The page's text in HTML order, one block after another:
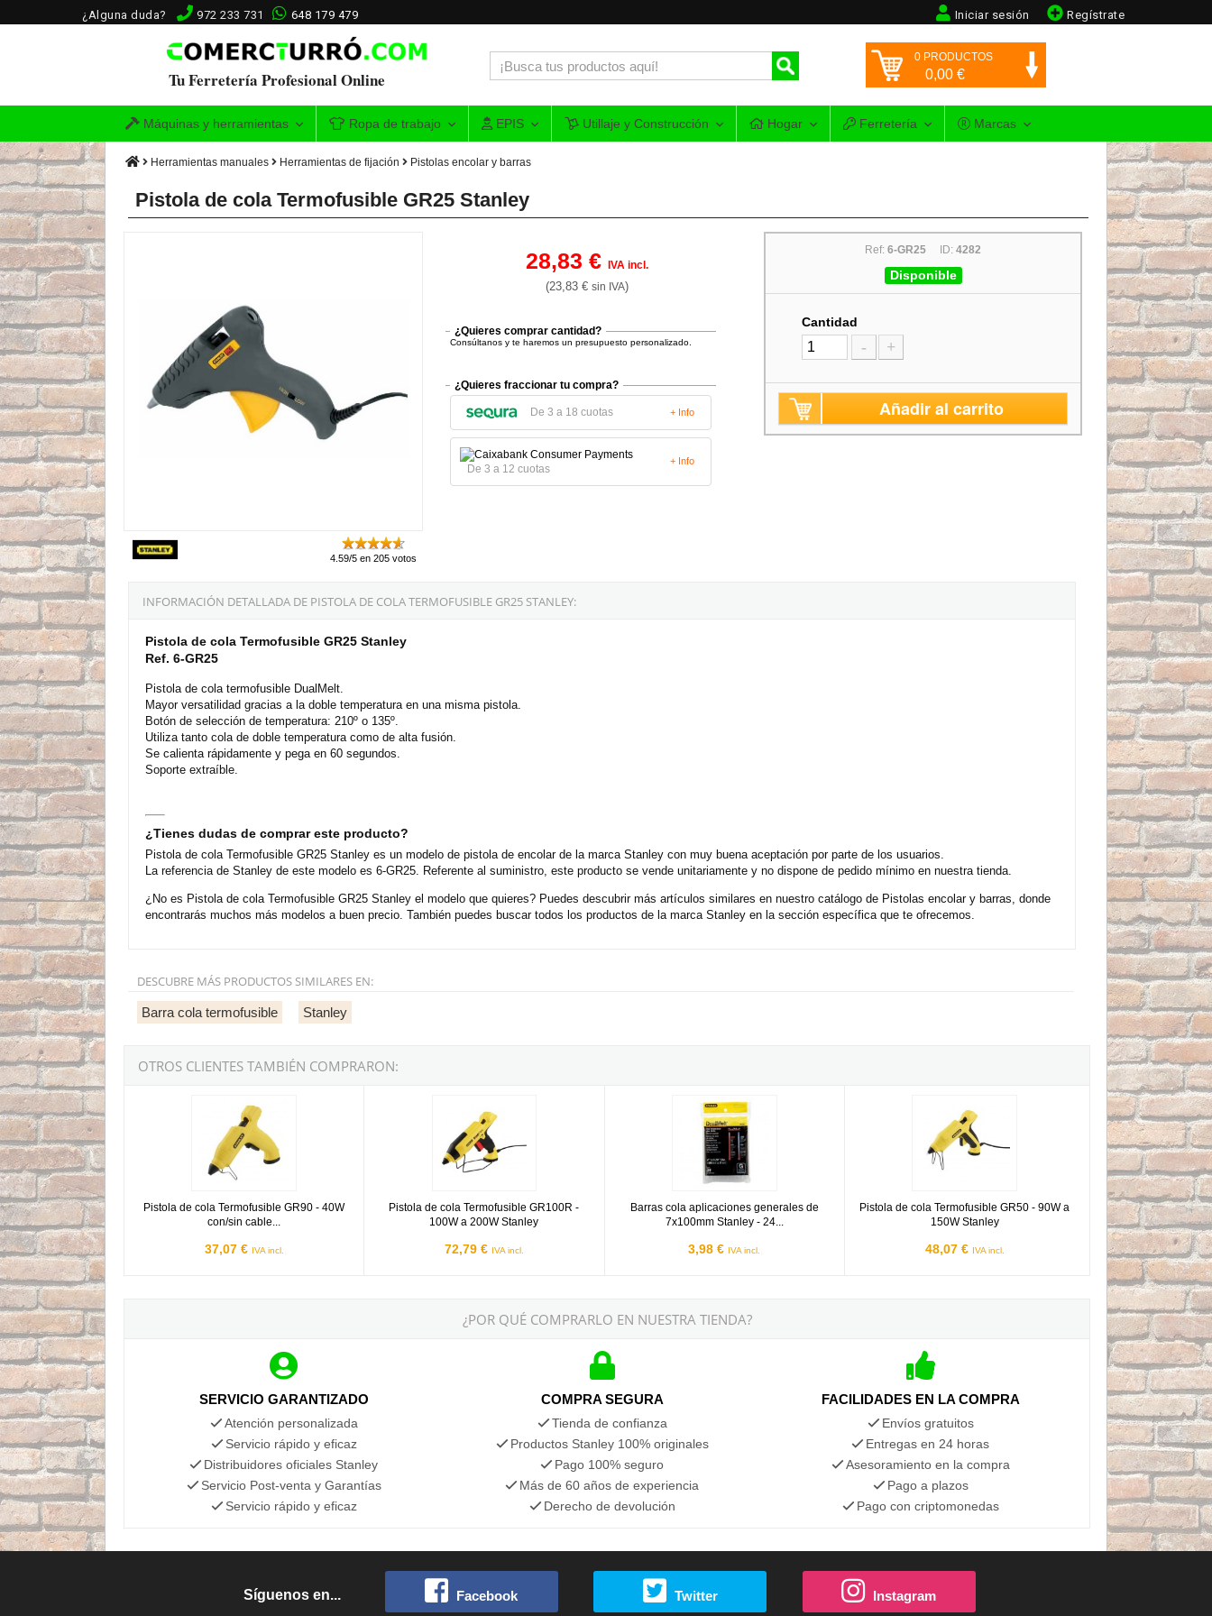
¿Alguna duda? 972 233 731 648 179 479 Regístrate
Iniciar sesión
Tu Ferretería Profesional Online
0 PRODUCTOS
0,00 €
Máquinas y herramientas Ropa de trabajo EPIS Utillaje y Construcción Hogar Ferretería Marcas
Herramientas manuales Herramientas de fijación Pistolas encolar y barras
Pistola de cola Termofusible GR25 Stanley
4.59/5 en 205 votos
28,83 €IVA incl.
(23,83 €sin IVA)
¿Quieres comprar cantidad?
Consúltanos y te haremos un presupuesto personalizado.
¿Quieres fraccionar tu compra?
De 3 a 18 cuotas + Info
De 3 a 12 cuotas
+ Info
Ref:6-GR25 ID:4282
Disponible
Cantidad
- +
Añadir al carrito
INFORMACIÓN DETALLADA DE PISTOLA DE COLA TERMOFUSIBLE GR25 STANLEY:
Pistola de cola Termofusible GR25 Stanley
Ref. 6-GR25
Pistola de cola termofusible DualMelt.
Mayor versatilidad gracias a la doble temperatura en una misma pistola.
Botón de selección de temperatura: 210º o 135º.
Utiliza tanto cola de doble temperatura como de alta fusión.
Se calienta rápidamente y pega en 60 segundos.
Soporte extraíble.
¿Tienes dudas de comprar este producto?
Pistola de cola Termofusible GR25 Stanley es un modelo de pistola de encolar de la marca Stanley con muy buena aceptación por parte de los usuarios.
La referencia de Stanley de este modelo es 6-GR25. Referente al suministro, este producto se vende unitariamente y no dispone de pedido mínimo en nuestra tienda.
¿No es Pistola de cola Termofusible GR25 Stanley el modelo que quieres? Puedes descubrir más artículos similares en nuestro catálogo de Pistolas encolar y barras, donde
encontrarás muchos más modelos a buen precio. También puedes buscar todos los productos de la marca Stanley en la sección específica que te ofrecemos.
DESCUBRE MÁS PRODUCTOS SIMILARES EN:
Barra cola termofusible Stanley
OTROS CLIENTES TAMBIÉN COMPRARON:
Pistola de cola Termofusible GR90 - 40W
con/sin cable...
37,07 € IVA incl.
Pistola de cola Termofusible GR100R -
100W a 200W Stanley
72,79 € IVA incl.
Barras cola aplicaciones generales de
7x100mm Stanley - 24...
3,98 € IVA incl.
Pistola de cola Termofusible GR50 - 90W a
150W Stanley
48,07 € IVA incl.
Pistola de cola Termofusible GR50 - 90W a 150W Stanley
¿POR QUÉ COMPRARLO EN NUESTRA TIENDA?
SERVICIO GARANTIZADO
Atención personalizada
Servicio rápido y eficaz
Distribuidores oficiales Stanley
Servicio Post-venta y Garantías
Servicio rápido y eficaz
COMPRA SEGURA
Tienda de confianza
Productos Stanley 100% originales
Pago 100% seguro
Más de 60 años de experiencia
Derecho de devolución
FACILIDADES EN LA COMPRA
Envíos gratuitos
Entregas en 24 horas
Asesoramiento en la compra
Pago a plazos
Pago con criptomonedas
Síguenos en... Facebook Twitter Instagram